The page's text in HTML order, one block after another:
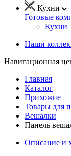
Кухни
Готовые
Кухни
Наши
Навигационная
Главная
Каталог
Прихожие
Товары для
Вешалки
Панель
Описание и